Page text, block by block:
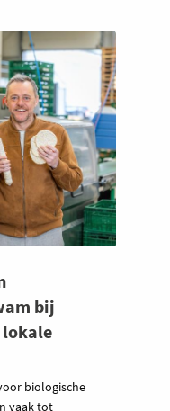
bij
lokale
biologische
vaak tot